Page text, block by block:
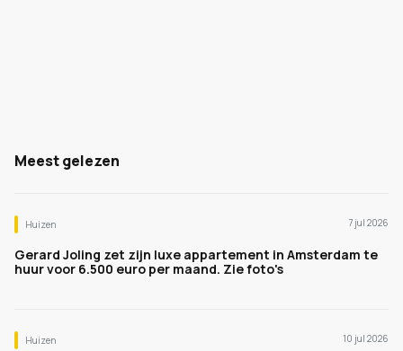
Meest gelezen
Huizen 7 jul 2026
Gerard Joling zet zijn luxe appartement in Amsterdam te
huur voor 6.500 euro per maand. Zie foto's
Huizen 10 jul 2026